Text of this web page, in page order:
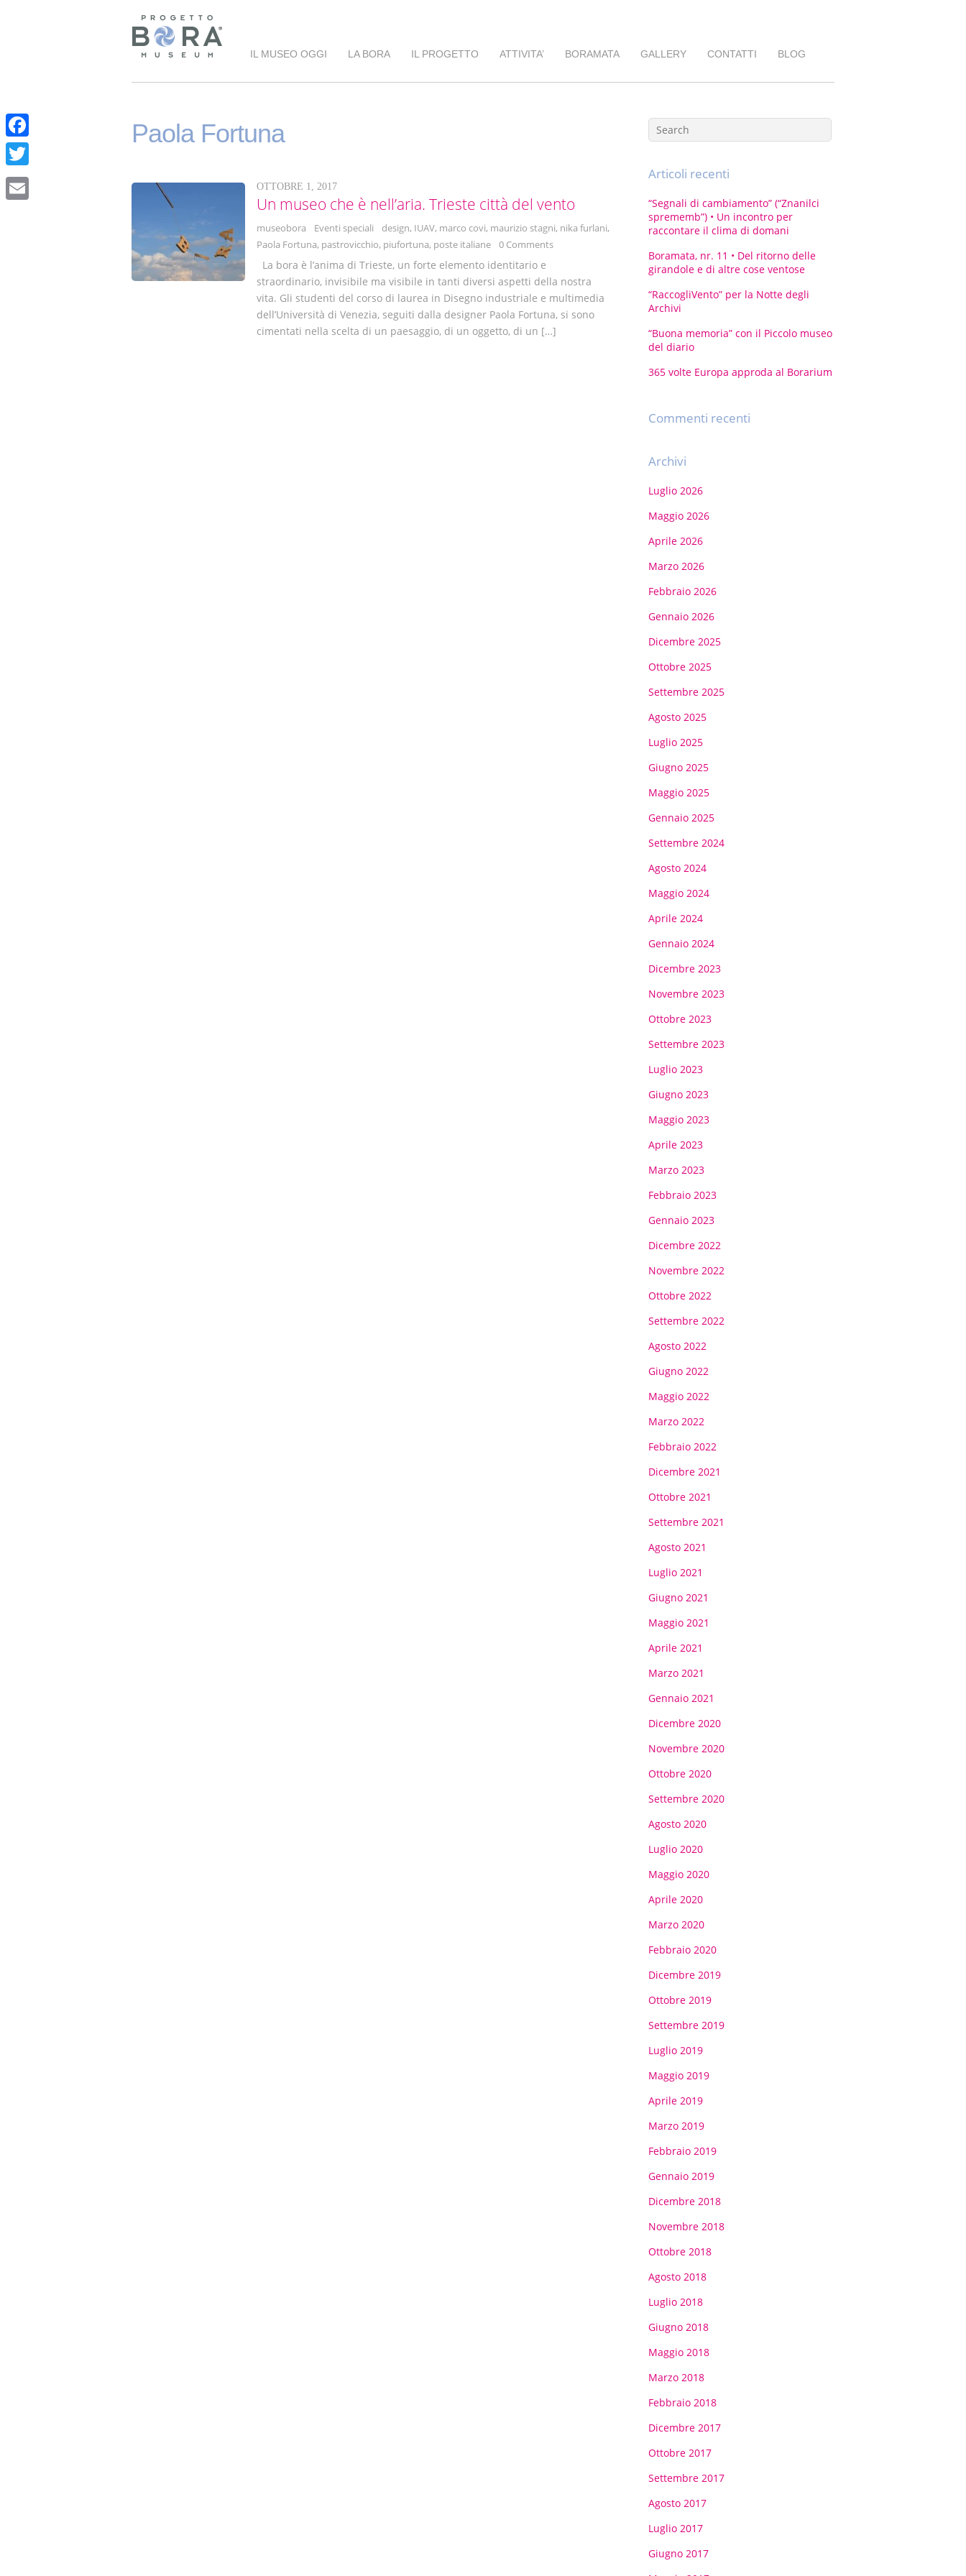
F
c
T
w
IL MUSEO OGGI LA BORA IL PROGETTO ATTIVITA’ BORAMATA GALLERY CONTATTI BLOG
Paola Fortuna
OTTOBRE 1, 2017
Un museo che è nell’aria. Trieste città del vento
museobora Eventi speciali design, IUAV, marco covi, maurizio stagni, nika furlani,
Paola Fortuna, pastrovicchio, piufortuna, poste italiane 0 Comments
La bora è l’anima di Trieste, un forte elemento identitario e
straordinario, invisibile ma visibile in tanti diversi aspetti della nostra
vita. Gli studenti del corso di laurea in Disegno industriale e multimedia
dell’Università di Venezia, seguiti dalla designer Paola Fortuna, si sono
cimentati nella scelta di un paesaggio, di un oggetto, di un […]
Articoli recenti
“Segnali di cambiamento” (“Znanilci
sprememb”) • Un incontro per
raccontare il clima di domani
Boramata, nr. 11 • Del ritorno delle
girandole e di altre cose ventose
“RaccogliVento” per la Notte degli
Archivi
“Buona memoria” con il Piccolo museo
del diario
365 volte Europa approda al Borarium
Commenti recenti
Archivi
Luglio 2026
Maggio 2026
Aprile 2026
Marzo 2026
Febbraio 2026
Gennaio 2026
Dicembre 2025
Ottobre 2025
Settembre 2025
Agosto 2025
Luglio 2025
Giugno 2025
Maggio 2025
Gennaio 2025
Settembre 2024
Agosto 2024
Maggio 2024
Aprile 2024
Gennaio 2024
Dicembre 2023
Novembre 2023
Ottobre 2023
Settembre 2023
Luglio 2023
Giugno 2023
Maggio 2023
Aprile 2023
Marzo 2023
Febbraio 2023
Gennaio 2023
Dicembre 2022
Novembre 2022
Ottobre 2022
Settembre 2022
Agosto 2022
Giugno 2022
Maggio 2022
Marzo 2022
Febbraio 2022
Dicembre 2021
Ottobre 2021
Settembre 2021
Agosto 2021
Luglio 2021
Giugno 2021
Maggio 2021
Aprile 2021
Marzo 2021
Gennaio 2021
Dicembre 2020
Novembre 2020
Ottobre 2020
Settembre 2020
Agosto 2020
Luglio 2020
Maggio 2020
Aprile 2020
Marzo 2020
Febbraio 2020
Dicembre 2019
Ottobre 2019
Settembre 2019
Luglio 2019
Maggio 2019
Aprile 2019
Marzo 2019
Febbraio 2019
Gennaio 2019
Dicembre 2018
Novembre 2018
Ottobre 2018
Agosto 2018
Luglio 2018
Giugno 2018
Maggio 2018
Marzo 2018
Febbraio 2018
Dicembre 2017
Ottobre 2017
Settembre 2017
Agosto 2017
Luglio 2017
Giugno 2017